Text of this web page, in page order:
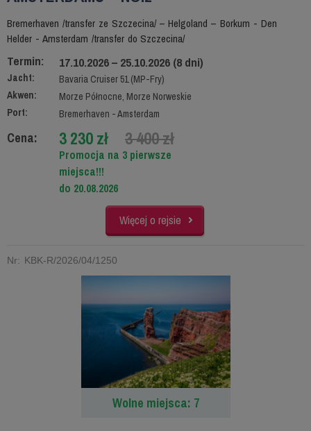
Bremerhaven /transfer ze Szczecina/ – Helgoland – Borkum - Den
Helder - Amsterdam /transfer do Szczecina/
Termin: 17.10.2026 – 25.10.2026 (8 dni)
Jacht:
Bavaria Cruiser 51 (MP-Fry)
Akwen:
Morze Północne, Morze Norweskie
Port:
Bremerhaven - Amsterdam
Cena: 3 230 zł 3 400 zł
Promocja na 3 pierwsze
miejsca!!!
do 20.08.2026
Więcej o rejsie
Nr: KBK-R/2026/04/1250
Wolne miejsca: 7